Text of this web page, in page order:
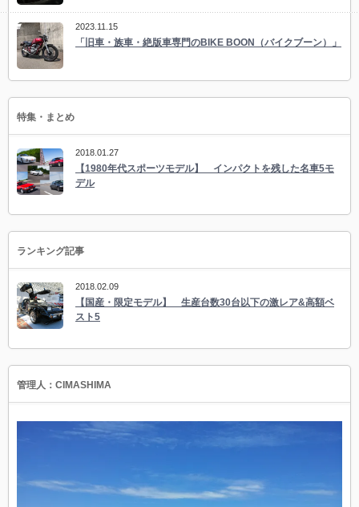
2023.11.15
「旧車・族車・絶版車専門のBIKE BOON（バイクブーン）」
特集・まとめ
2018.01.27
【1980年代スポーツモデル】 インパクトを残した名車5モ
デル
ランキング記事
2018.02.09
【国産・限定モデル】 生産台数30台以下の激レア&高額ベ
スト5
管理人：CIMASHIMA